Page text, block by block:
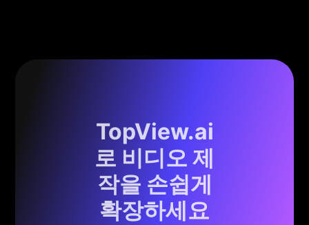
TopView.ai
로 비디오 제
작을 손쉽게
확장하세요